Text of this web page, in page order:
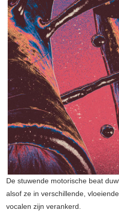
De stuwende motorische beat
alsof ze in verschillende,
vocalen zijn verankerd.